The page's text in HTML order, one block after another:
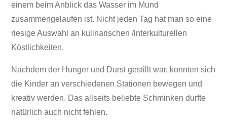
einem beim Anblick das Wasser im Mund
zusammengelaufen ist. Nicht jeden Tag hat man so eine
riesige Auswahl an kulinarischen /interkulturellen
Köstlichkeiten.
Nachdem der Hunger und Durst gestillt war, konnten sich
die Kinder an verschiedenen Stationen bewegen und
kreativ werden. Das allseits beliebte Schminken durfte
natürlich auch nicht fehlen.